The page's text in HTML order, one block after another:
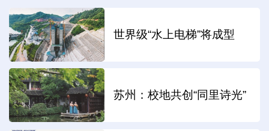
世界级“水上电梯”将成型
苏州：校地共创“同里诗光”